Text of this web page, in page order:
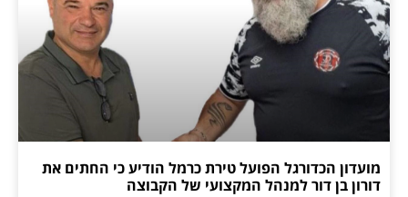
מועדון הכדורגל הפועל טירת כרמל הודיע כי החתים את
דורון בן דור למנהל המקצועי של הקבוצה